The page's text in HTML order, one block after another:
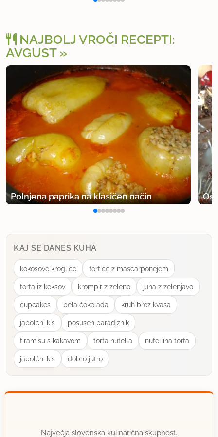
NAJBOLJ VROČI RECEPTI:
AVGUST
Polnjena paprika na klasičen način
KAJ SE DANES KUHA
kokosove kroglice tortice z mascarponejem
torta iz keksov krompir z zeleno juha z zelenjavo
cupcakes bela ćokolada kruh brez kvasa
jabolcni kis posusen paradiznik
tiramisu s kakavom torta nutella nutellina torta
jabolćni kis dobro jutro
Največja slovenska kulinarična skupnost.